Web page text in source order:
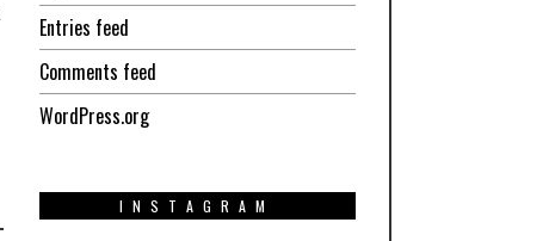
Entries feed
Comments feed
WordPress.org
INSTAGRAM